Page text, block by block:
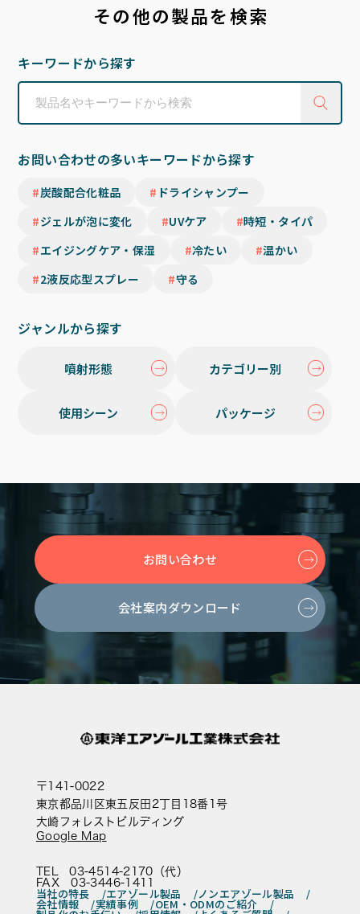
その他の製品を検索
キーワードから探す
お問い合わせの多いキーワードから探す
炭酸配合化粧品
ドライシャンプー
ジェルが泡に変化
UVケア
時短・タイパ
エイジングケア・保湿
冷たい
温かい
2液反応型スプレー
守る
ジャンルから探す
噴射形態 カテゴリー別
使用シーン パッケージ
お問い合わせ
会社案内ダウンロード
〒141-0022
東京都品川区東五反田2丁目18番1号
大崎フォレストビルディング
Google Map
TEL 03-4514-2170（代）
FAX 03-3446-1411
当社の特長 エアゾール製品 ノンエアゾール製品
会社情報 実績事例 OEM・ODMのご紹介